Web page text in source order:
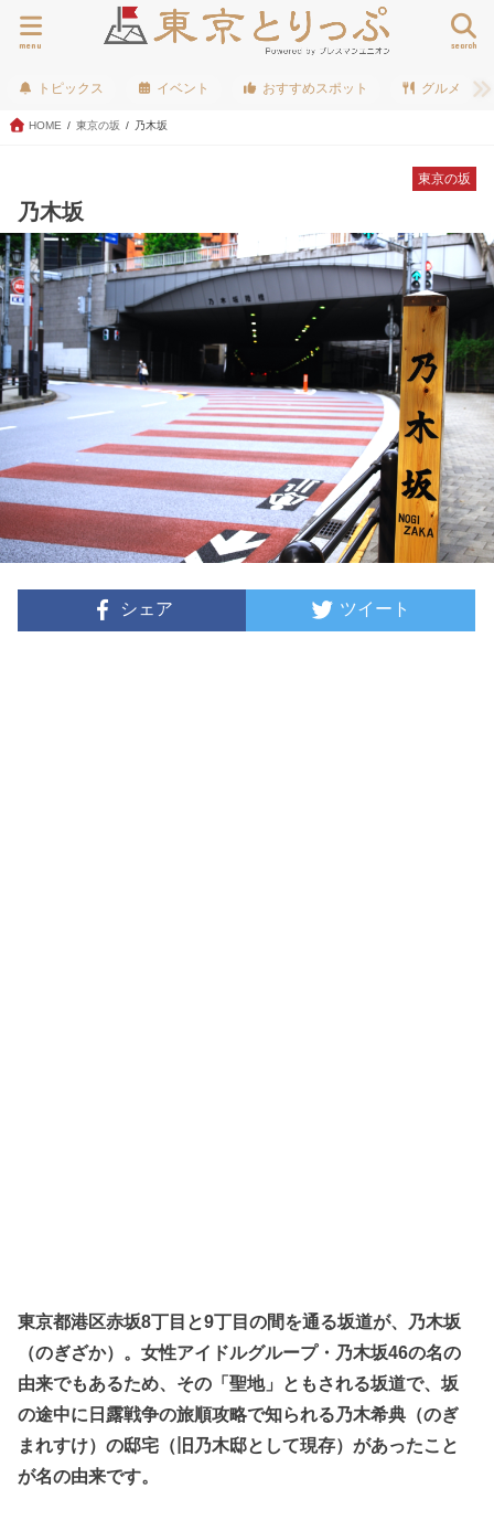
search
menu
トピックス イベント おすすめスポット グルメ
HOME 東京の坂 乃木坂
東京の坂
乃木坂
シェア ツイート
東京都港区赤坂8丁目と9丁目の間を通る坂道が、乃木坂
（のぎざか）。女性アイドルグループ・乃木坂46の名の
由来でもあるため、その「聖地」ともされる坂道で、坂
の途中に日露戦争の旅順攻略で知られる乃木希典（のぎ
まれすけ）の邸宅（旧乃木邸として現存）があったこと
が名の由来です。